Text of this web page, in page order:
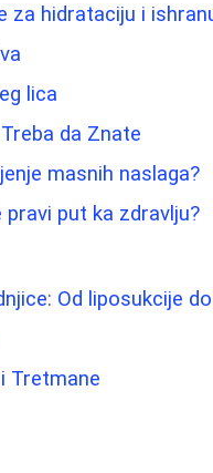
za hidrataciju i
lica
da Znate
masnih naslaga?
put ka zdravlju?
Od liposukcije
Tretmane